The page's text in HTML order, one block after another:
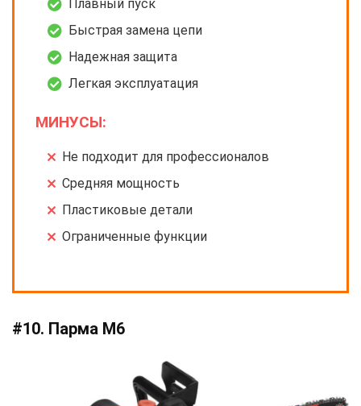
Плавный пуск
Быстрая замена цепи
Надежная защита
Легкая эксплуатация
МИНУСЫ:
Не подходит для профессионалов
Средняя мощность
Пластиковые детали
Ограниченные функции
#10. Парма М6